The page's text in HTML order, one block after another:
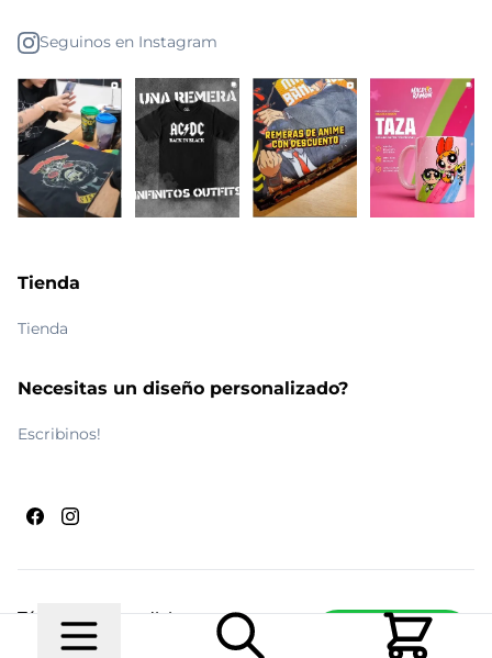
Escribinos
Seguinos en Instagram
Tienda
Tienda
Necesitas un diseño personalizado?
Escribinos!
© 2026 Maldito RamónRealizado por Ecwid de
Términos y condiciones